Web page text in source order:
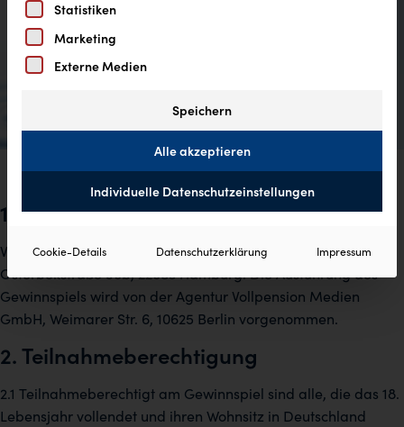
1. Veranstalter des Gewinnspiels
Veranstalter des Gewinnspiels ist die Lornamead GmbH,
Osterbekstraße 90b, 22083 Hamburg. Die Ausführung des
Gewinnspiels wird von der Agentur Vollpension Medien
GmbH, Weimarer Str. 6, 10625 Berlin vorgenommen.
2. Teilnahmeberechtigung
2.1 Teilnahmeberechtigt am Gewinnspiel sind alle, die das 18.
Lebensjahr vollendet und ihren Wohnsitz in Deutschland
Statistiken
Marketing
Externe Medien
Speichern
Alle akzeptieren
Individuelle Datenschutzeinstellungen
Cookie-Details Datenschutzerklärung Impressum